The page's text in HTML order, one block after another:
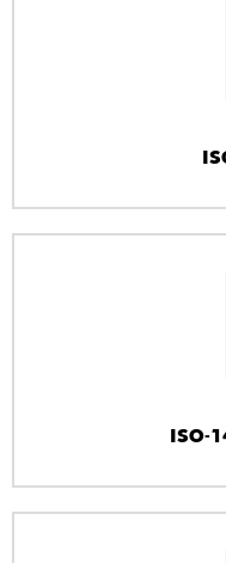
ISO-